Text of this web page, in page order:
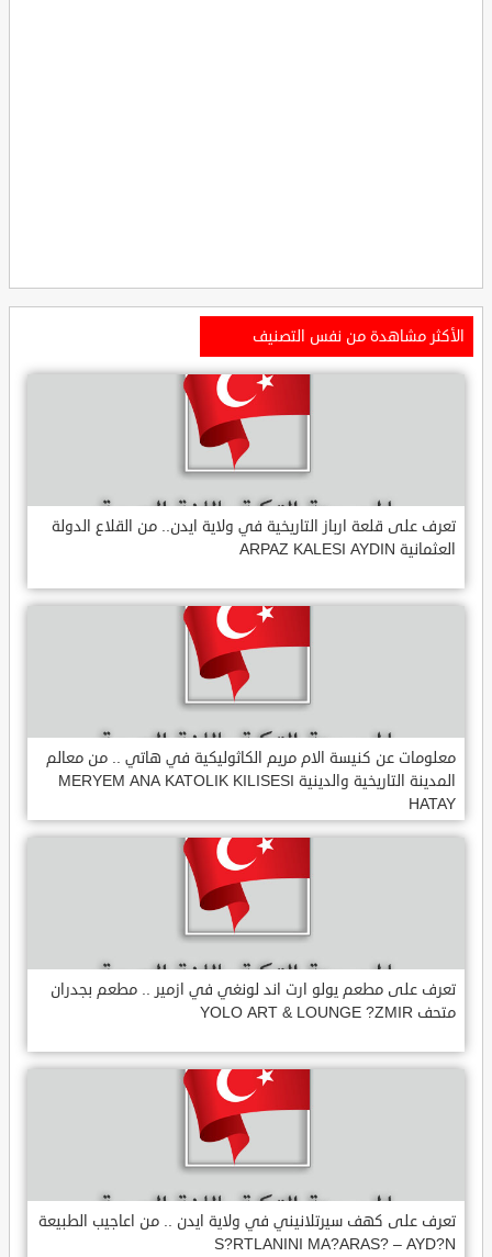
الأكثر مشاهدة من نفس التصنيف
تعرف على قلعة ارباز التاريخية في ولاية ايدن.. من القلاع الدولة
العثمانية ARPAZ KALESI AYDIN
معلومات عن كنيسة الام مريم الكاثوليكية في هاتي .. من معالم
المدينة التاريخية والدينية MERYEM ANA KATOLIK KILISESI
HATAY
تعرف على مطعم يولو ارت اند لونغي في ازمير .. مطعم بجدران
متحف YOLO ART & LOUNGE ?ZMIR
تعرف على كهف سيرتلانيني في ولاية ايدن .. من اعاجيب الطبيعة
S?RTLANINI MA?ARAS? – AYD?N